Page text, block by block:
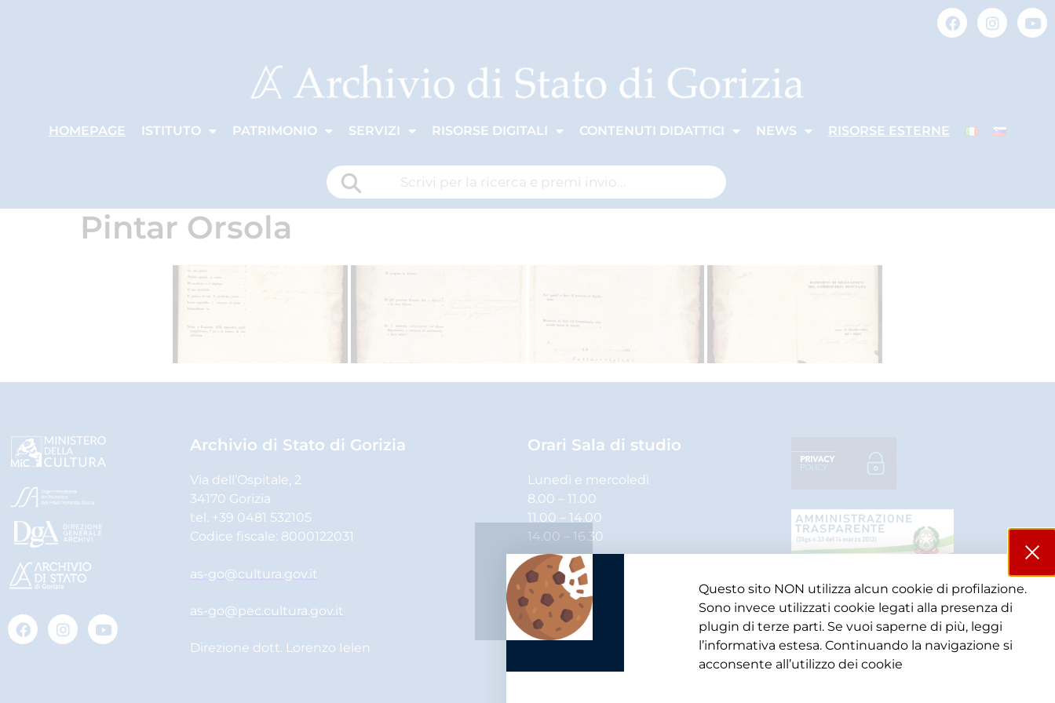
HOMEPAGE ISTITUTO PATRIMONIO SERVIZI RISORSE DIGITALI CONTENUTI DIDATTICI NEWS RISORSE ESTERNE
Pintar Orsola
Archivio di Stato di Gorizia
Via dell’Ospitale, 2
34170 Gorizia
tel. +39 0481 532105
Codice fiscale: 8000122031
as-go@cultura.gov.it
as-go@pec.cultura.gov.it
Direzione dott. Lorenzo Ielen
Orari Sala di studio
Lunedì e mercoledì
8.00 – 11.00
11.00 – 14.00
14.00 – 16.30
Martedì, giovedì e venerdì
8.00 – 11.00
11.00 – 14.00
Questo sito NON utilizza alcun cookie di profilazione.
Sono invece utilizzati cookie legati alla presenza di
plugin di terze parti. Se vuoi saperne di più, leggi
l’informativa estesa. Continuando la navigazione si
acconsente all’utilizzo dei cookie​